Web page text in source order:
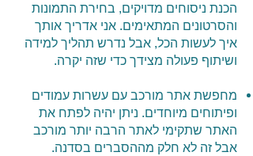
הכנת ניסוחים מדויקים, בחירת התמונות
והסרטונים המתאימים. אני אדריך אותך
איך לעשות הכל, אבל נדרש תהליך למידה
ושיתוף פעולה מצידך כדי שזה יקרה.
מחפשת אתר מורכב עם עשרות עמודים
ופיתוחים מיוחדים. ניתן יהיה לפתח את
האתר שתקימי לאתר הרבה יותר מורכב
אבל זה לא חלק מההסברים בסדנה.